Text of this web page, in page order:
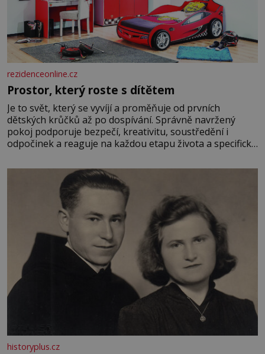
rezidenceonline.cz
Prostor, který roste s dítětem
Je to svět, který se vyvíjí a proměňuje od prvních
dětských krůčků až po dospívání. Správně navržený
pokoj podporuje bezpečí, kreativitu, soustředění i
odpočinek a reaguje na každou etapu života a specifické
měkkost a bezpečí, proto by pokoj miminka měl působit
především klidně a útulně. Předškolní věk je
historyplus.cz